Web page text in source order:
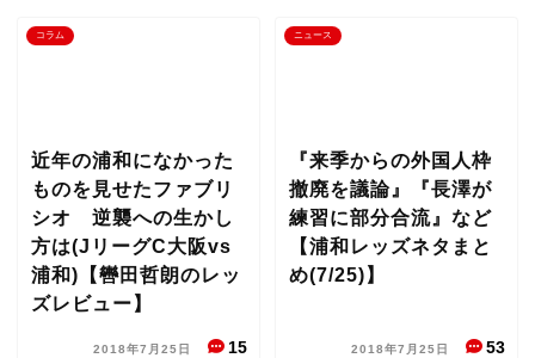
コラム
近年の浦和になかった
ものを見せたファブリ
シオ 逆襲への生かし
方は(JリーグC大阪vs
浦和)【轡田哲朗のレッ
ズレビュー】
2018年7月25日 15
ニュース
『来季からの外国人枠
撤廃を議論』『長澤が
練習に部分合流』など
【浦和レッズネタまと
め(7/25)】
2018年7月25日 53